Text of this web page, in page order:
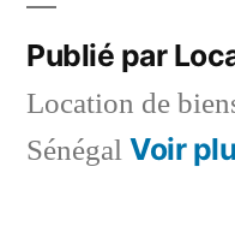
Publié par
Location de
Sénégal Voir